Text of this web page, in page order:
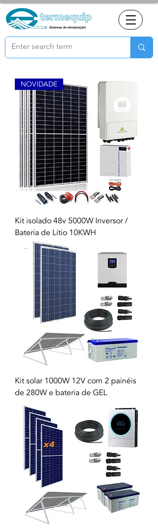
NOVIDADE
Kit isolado 48v 5000W Inversor /
Bateria de Lítio 10KWH
Kit solar 1000W 12V com 2 painéis
de 280W e bateria de GEL